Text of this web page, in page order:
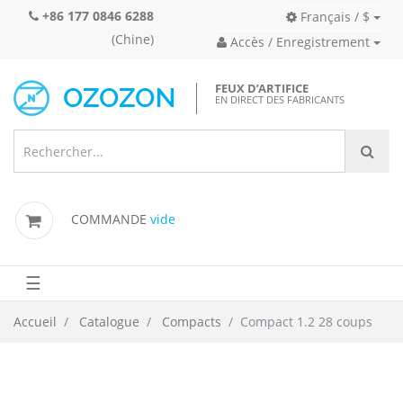
+86 177 0846 6288
(Chine)
Français / $
Accès / Enregistrement
FEUX D’ARTIFICE
EN DIRECT DES FABRICANTS
COMMANDE vide
☰
Accueil Catalogue Compacts Compact 1.2 28 coups